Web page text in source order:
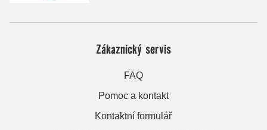
Zákaznický servis
FAQ
Pomoc a kontakt
Kontaktní formulář